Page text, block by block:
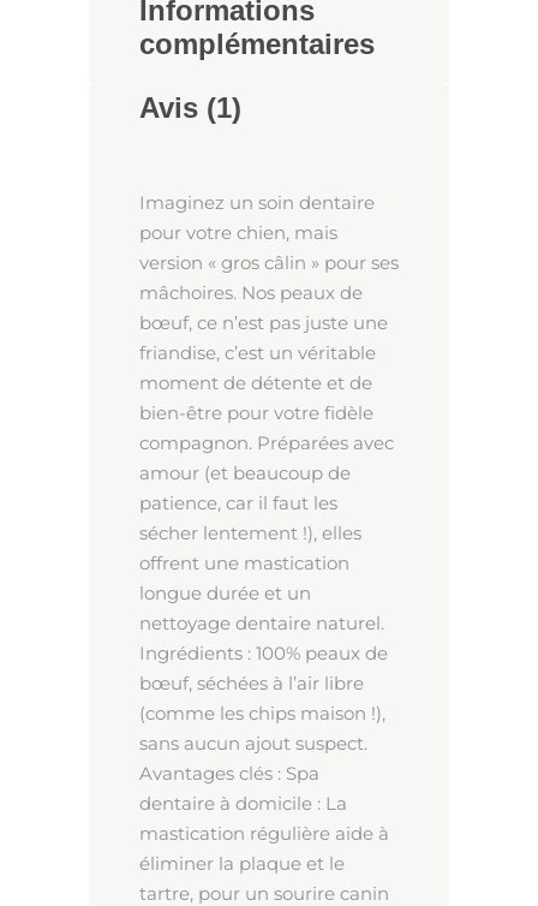
Informations
complémentaires
Avis (1)
Imaginez un soin dentaire
pour votre chien, mais
version « gros câlin » pour ses
mâchoires. Nos peaux de
bœuf, ce n’est pas juste une
friandise, c’est un véritable
moment de détente et de
bien-être pour votre fidèle
compagnon. Préparées avec
amour (et beaucoup de
patience, car il faut les
sécher lentement !), elles
offrent une mastication
longue durée et un
nettoyage dentaire naturel.
Ingrédients : 100% peaux de
bœuf, séchées à l’air libre
(comme les chips maison !),
sans aucun ajout suspect.
Avantages clés : Spa
dentaire à domicile : La
mastication régulière aide à
éliminer la plaque et le
tartre, pour un sourire canin